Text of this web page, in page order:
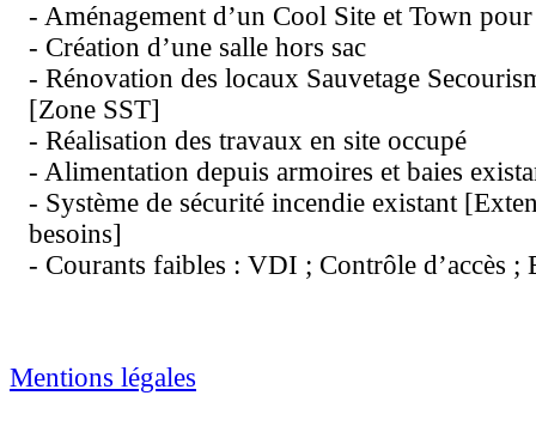
- Aménagement d’un Cool Site et Town
- Création d’une salle hors sac
- Rénovation des locaux Sauvetage
[Zone SST]
- Réalisation des travaux en site occupé
- Alimentation depuis armoires et baies
- Système de sécurité incendie existant
besoins]
- Courants faibles : VDI ; Contrôle d’accès
Mentions légales